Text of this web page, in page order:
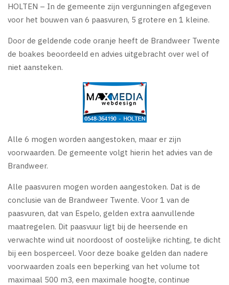
HOLTEN – In de gemeente zijn vergunningen afgegeven
voor het bouwen van 6 paasvuren, 5 grotere en 1 kleine.
Door de geldende code oranje heeft de Brandweer Twente
de boakes beoordeeld en advies uitgebracht over wel of
niet aansteken.
Alle 6 mogen worden aangestoken, maar er zijn
voorwaarden. De gemeente volgt hierin het advies van de
Brandweer.
Alle paasvuren mogen worden aangestoken. Dat is de
conclusie van de Brandweer Twente. Voor 1 van de
paasvuren, dat van Espelo, gelden extra aanvullende
maatregelen. Dit paasvuur ligt bij de heersende en
verwachte wind uit noordoost of oostelijke richting, te dicht
bij een bosperceel. Voor deze boake gelden dan nadere
voorwaarden zoals een beperking van het volume tot
maximaal 500 m3, een maximale hoogte, continue